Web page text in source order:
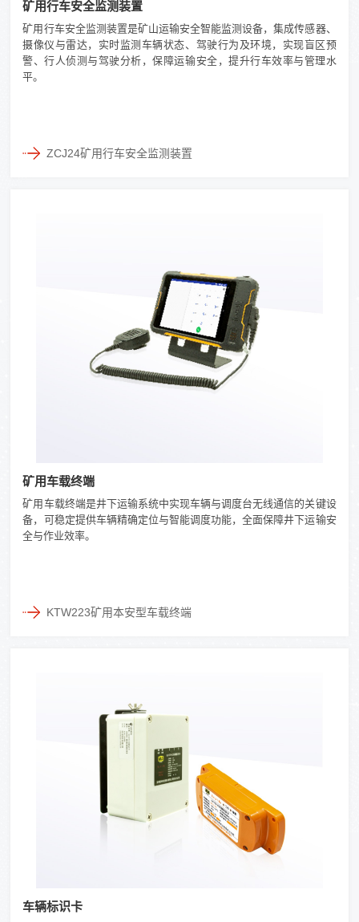
矿用行车安全监测装置
矿用行车安全监测装置是矿山运输安全智能监测设备，集成传感器、
摄像仪与雷达，实时监测车辆状态、驾驶行为及环境，实现盲区预
警、行人侦测与驾驶分析，保障运输安全，提升行车效率与管理水
平。
ZCJ24矿用行车安全监测装置
矿用车载终端
矿用车载终端是井下运输系统中实现车辆与调度台无线通信的关键设
备，可稳定提供车辆精确定位与智能调度功能，全面保障井下运输安
全与作业效率。
KTW223矿用本安型车载终端
车辆标识卡